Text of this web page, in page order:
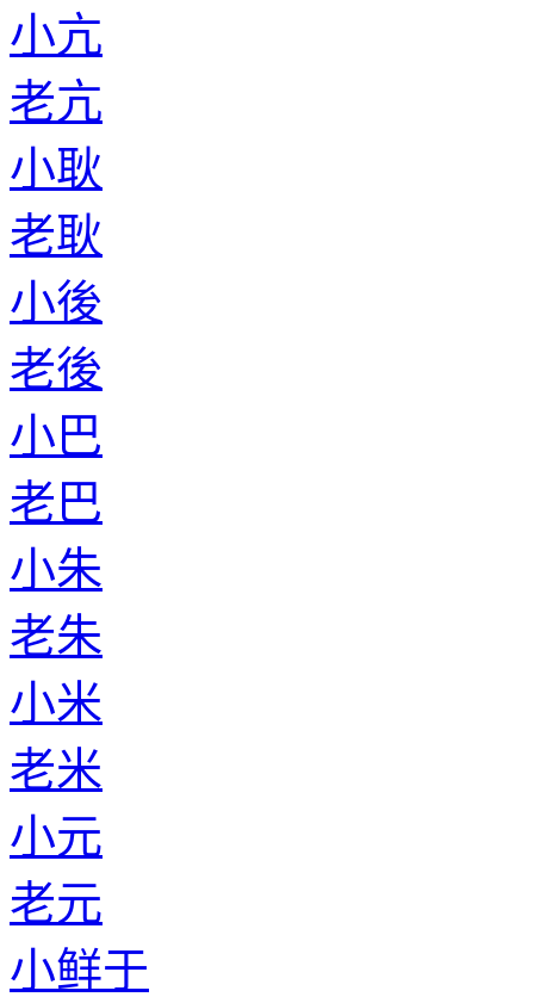
小亢
老亢
小耿
老耿
小後
老後
小巴
老巴
小朱
老朱
小米
老米
小元
老元
小鲜于